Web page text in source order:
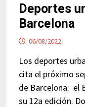
Deportes
Barcelona
06/08/2022
Los deportes
cita el próximo
de Barcelona: el
su 12a edición.